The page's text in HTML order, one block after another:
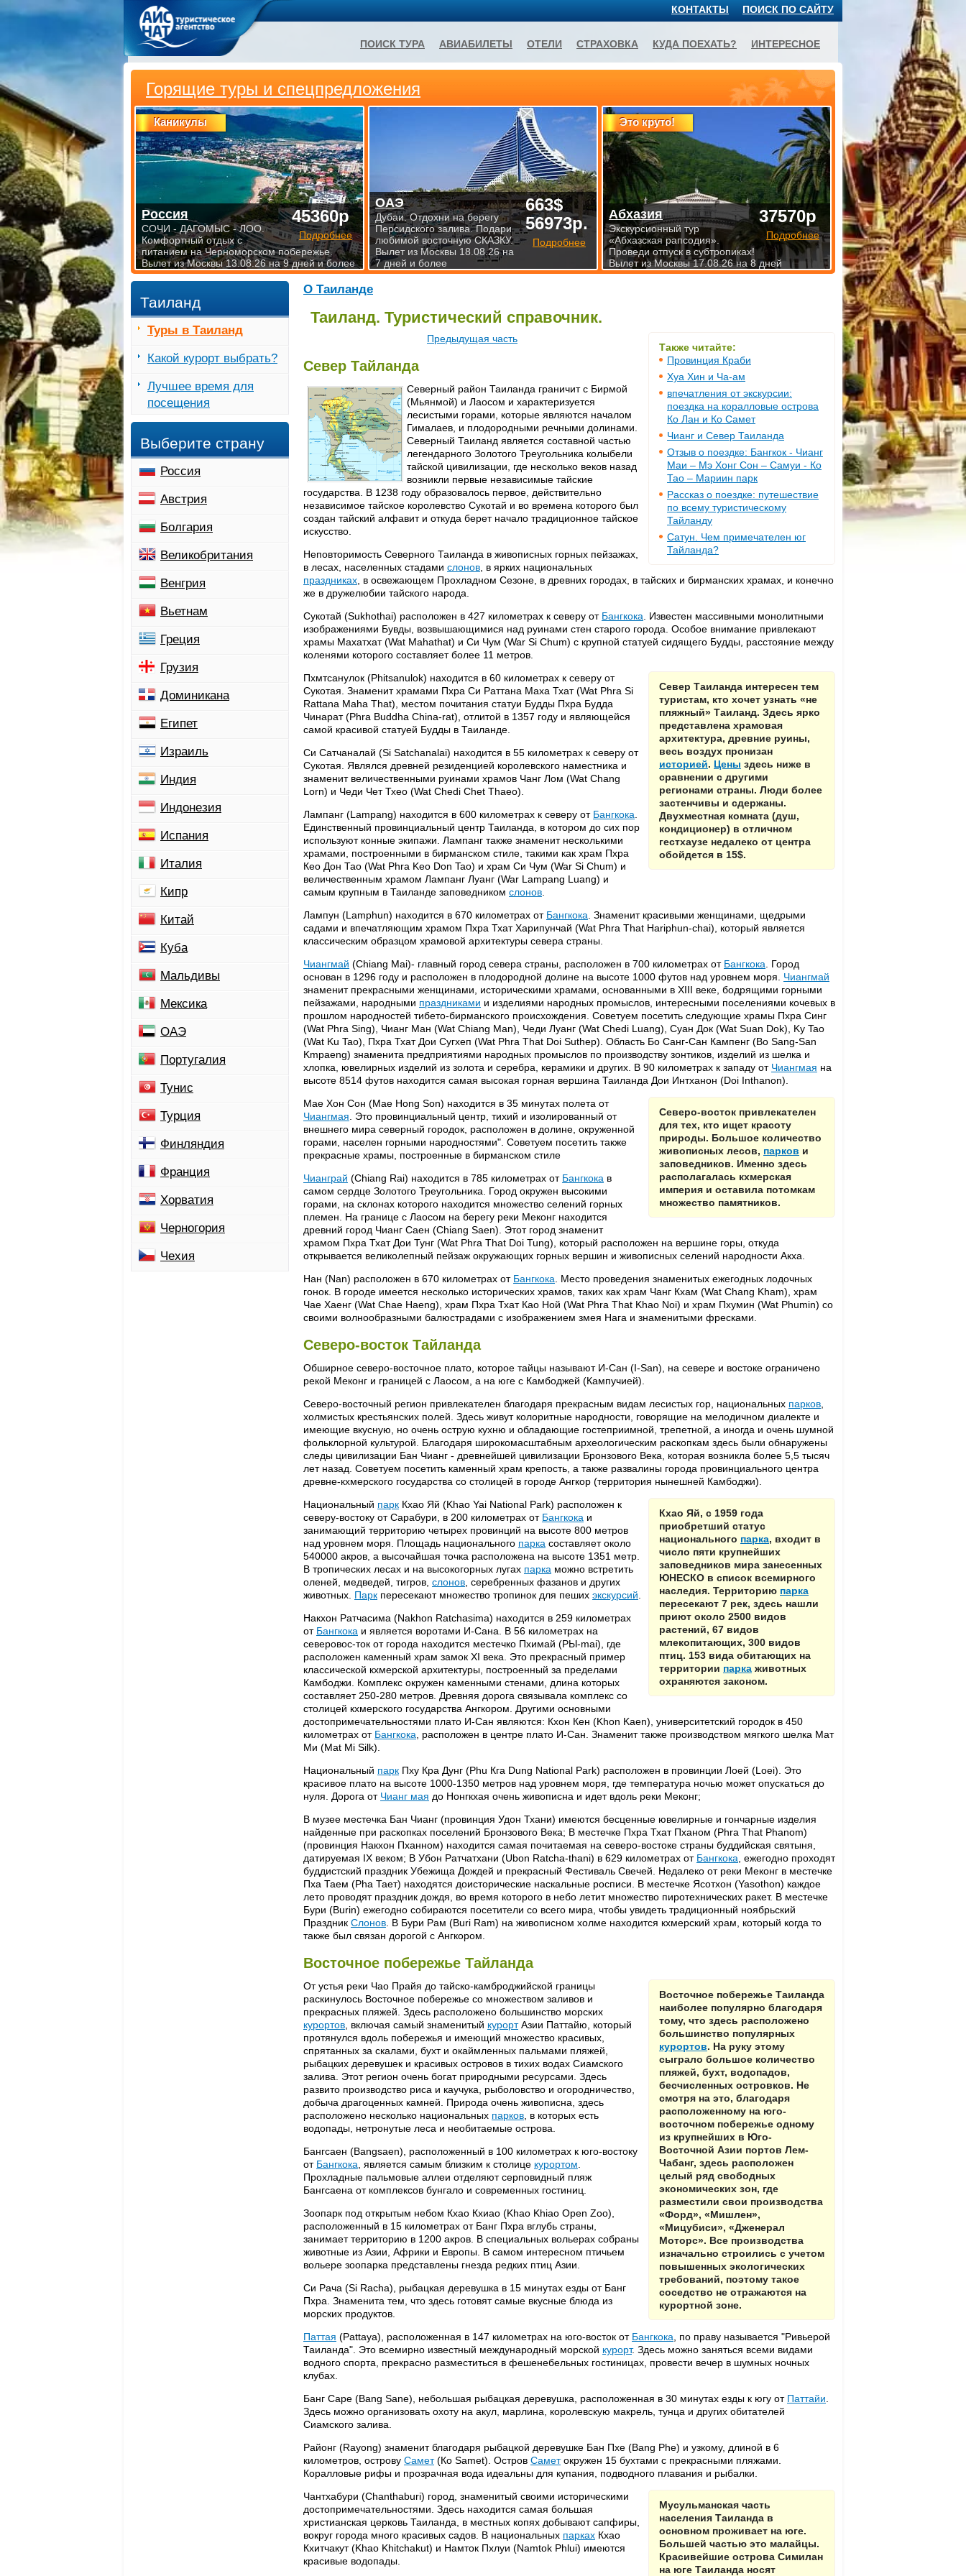
О Таиланде
Таиланд. Туристический справочник.
Также читайте:
Провинция Краби
Хуа Хин и Ча-ам
впечатления от экскурсии:
поездка на коралловые острова
Ко Лан и Ко Самет
Чианг и Север Таиланда
Отзыв о поездке: Бангкок - Чианг
Маи – Мэ Хонг Сон – Самуи - Ко
Тао – Мариин парк
Рассказ о поездке: путешествие
по всему туристическому
Тайланду
Сатун. Чем примечателен юг
Тайланда?
Предыдущая часть
Север Тайланда
Северный район Таиланда граничит с Бирмой
(Мьянмой) и Лаосом и характеризуется
лесистыми горами, которые являются началом
Гималаев, и плодородными речными долинами.
Северный Таиланд является составной частью
легендарного Золотого Треугольника колыбели
тайской цивилизации, где несколько веков назад
возникли первые независимые тайские
государства. В 1238 году образовалось первое, действительно
независимое тайское королевство Сукотай и во времена которого был
создан тайский алфавит и откуда берет начало традиционное тайское
искусство.
Неповторимость Северного Таиланда в живописных горных пейзажах,
в лесах, населенных стадами слонов , в ярких национальных
праздниках , в освежающем Прохладном Сезоне, в древних городах, в тайских и бирманских храмах, и конечно
же в дружелюбии тайского народа.
Сукотай (Sukhothai) расположен в 427 километрах к северу от Бангкока . Известен массивными монолитными
изображениями Бувды, возвышающимися над руинами стен старого города. Особое внимание привлекают
храмы Махатхат (Wat Mahathat) и Си Чум (War Si Chum) с крупной статуей сидящего Будды, расстояние между
коленями которого составляет более 11 метров.
Север Таиланда интересен тем
туристам, кто хочет узнать «не
пляжный» Таиланд. Здесь ярко
представлена храмовая
архитектура, древние руины,
весь воздух пронизан
историей. Цены здесь ниже в
сравнении с другими
регионами страны. Люди более
застенчивы и сдержаны.
Двухместная комната (душ,
кондиционер) в отличном
гестхаузе недалеко от центра
обойдется в 15$.
Пхмтсанулок (Phitsanulok) находится в 60 километрах к северу от
Сукотая. Знаменит храмами Пхра Си Раттана Маха Тхат (Wat Phra Si
Rattana Maha That), местом почитания статуи Будды Пхра Будда
Чинарат (Phra Buddha China-rat), отлитой в 1357 году и являющейся
самой красивой статуей Будды в Таиланде.
Си Сатчаналай (Si Satchanalai) находится в 55 километрах к северу от
Сукотая. Являлся древней резиденцией королевского наместника и
знаменит величественными руинами храмов Чанг Лом (Wat Chang
Lorn) и Чеди Чет Тхео (Wat Chedi Chet Thaeo).
Лампанг (Lampang) находится в 600 километрах к северу от Бангкока
Единственный провинциальный центр Таиланда, в котором до сих пор
используют конные экипажи. Лампанг также знаменит несколькими
храмами, построенными в бирманском стиле, такими как храм Пхра
Кео Дон Тао (Wat Phra Keo Don Tao) и храм Си Чум (War Si Chum) и
величественным храмом Лампанг Луанг (War Lampang Luang) и
самым крупным в Таиланде заповедником слонов
Лампун (Lamphun) находится в 670 километрах от Бангкока . Знаменит красивыми женщинами, щедрыми
садами и впечатляющим храмом Пхра Тхат Харипунчай (Wat Phra That Hariphun-chai), который является
классическим образцом храмовой архитектуры севера страны.
Чиангмай (Chiang Маi)- главный город севера страны, расположен в 700 километрах от Бангкока . Город
основан в 1296 году и расположен в плодородной долине на высоте 1000 футов над уровнем моря. Чиангмай
знаменит прекрасными женщинами, историческими храмами, основанными в XIII веке, бодрящими горными
пейзажами, народными праздниками и изделиями народных промыслов, интересными поселениями кочевых в
прошлом народностей тибето-бирманского происхождения. Советуем посетить следующие храмы Пхра Синг
(Wat Phra Sing), Чианг Ман (Wat Chiang Man), Чеди Луанг (Wat Chedi Luang), Суан Док (Wat Suan Dok), Ky Tao
(Wat Ku Tao), Пхра Тхат Дои Сугхеп (Wat Phra That Doi Suthep). Область Бо Санг-Сан Кампенг (Во Sang-San
Kmpaeng) знаменита предприятиями народных промыслов по производству зонтиков, изделий из шелка и
хлопка, ювелирных изделий из золота и серебра, керамики и других. В 90 километрах к западу от Чиангмая на
высоте 8514 футов находится самая высокая горная вершина Таиланда Дои Интханон (Doi Inthanon).
Северо-восток привлекателен
для тех, кто ищет красоту
природы. Большое количество
живописных лесов, парков и
заповедников. Именно здесь
располагалась кхмерская
империя и оставила потомкам
множество памятников.
Мае Хон Сон (Мае Hong Son) находится в 35 минутах полета от
Чиангмая . Это провинциальный центр, тихий и изолированный от
внешнего мира северный городок, расположен в долине, окруженной
горами, населен горными народностями". Советуем посетить также
прекрасные храмы, построенные в бирманском стиле
Чианграй (Chiang Rai) находится в 785 километрах от Бангкока в
самом сердце Золотого Треугольника. Город окружен высокими
горами, на склонах которого находится множество селений горных
племен. На границе с Лаосом на берегу реки Меконг находится
древний город Чианг Саен (Chiang Saen). Этот город знаменит
храмом Пхра Тхат Дои Тунг (Wat Phra That Doi Tung), который расположен на вершине горы, откуда
открывается великолепный пейзаж окружающих горных вершин и живописных селений народности Акха.
Нан (Nan) расположен в 670 километрах от Бангкока . Место проведения знаменитых ежегодных лодочных
гонок. В городе имеется несколько исторических храмов, таких как храм Чанг Кхам (Wat Chang Kham), храм
Чае Хаенг (Wat Chae Haeng), храм Пхра Тхат Као Ной (Wat Phra That Khao Noi) и храм Пхумин (Wat Phumin) со
своими волнообразными балюстрадами с изображением змея Нага и знаменитыми фресками.
Северо-восток Тайланда
Обширное северо-восточное плато, которое тайцы называют И-Сан (I-San), на севере и востоке ограничено
рекой Меконг и границей с Лаосом, а на юге с Камбоджей (Кампучией).
Северо-восточный регион привлекателен благодаря прекрасным видам лесистых гор, национальных парков
холмистых крестьянских полей. Здесь живут колоритные народности, говорящие на мелодичном диалекте и
имеющие вкусную, но очень острую кухню и обладающие гостеприимной, трепетной, а иногда и очень шумной
фольклорной культурой. Благодаря широкомасштабным археологическим раскопкам здесь были обнаружены
следы цивилизации Бан Чианг - древнейшей цивилизации Бронзового Века, которая возникла более 5,5 тысяч
лет назад. Советуем посетить каменный храм крепость, а также развалины города провинциального центра
древне-кхмерского государства со столицей в городе Ангкор (территория нынешней Камбоджи).
Кхао Яй, с 1959 года
приобретший статус
национального парка, входит в
число пяти крупнейших
заповедников мира занесенных
ЮНЕСКО в список всемирного
наследия. Территорию парка
пересекают 7 рек, здесь нашли
приют около 2500 видов
растений, 67 видов
млекопитающих, 300 видов
птиц. 153 вида обитающих на
территории парка животных
охраняются законом.
Национальный парк Кхао Яй (Khao Yai National Park) расположен к
северу-востоку от Сарабури, в 200 километрах от Бангкока и
занимающий территорию четырех провинций на высоте 800 метров
над уровнем моря. Площадь национального парка составляет около
540000 акров, а высочайшая точка расположена на высоте 1351 метр.
В тропических лесах и на высокогорных лугах парка можно встретить
оленей, медведей, тигров, слонов , серебренных фазанов и других
животных. Парк пересекают множество тропинок для пеших экскурсий
Накхон Ратчасима (Nakhon Ratchasima) находится в 259 километрах
от Бангкока и является воротами И-Сана. В 56 километрах на
северовос-ток от города находится местечко Пхимай (РЫ-mai), где
расположен каменный храм замок XI века. Это прекрасный пример
классической кхмерской архитектуры, построенный за пределами
Камбоджи. Комплекс окружен каменными стенами, длина которых
составляет 250-280 метров. Древняя дорога связывала комплекс со
столицей кхмерского государства Ангкором. Другими основными
достопримечательностями плато И-Сан являются: Кхон Кен (Khon Kaen), университетский городок в 450
километрах от Бангкока , расположен в центре плато И-Сан. Знаменит также производством мягкого шелка Мат
Ми (Mat Mi Silk).
Национальный парк Пху Кра Дунг (Phu Кга Dung National Park) расположен в провинции Лоей (Loei). Это
красивое плато на высоте 1000-1350 метров над уровнем моря, где температура ночью может опускаться до
нуля. Дорога от Чианг мая до Нонгкхая очень живописна и идет вдоль реки Меконг;
В музее местечка Бан Чианг (провинция Удон Тхани) имеются бесценные ювелирные и гончарные изделия
найденные при раскопках поселений Бронзового Века; В местечке Пхра Тхат Пханом (Phra That Phanom)
(провинция Накхон Пханном) находится самая почитаемая на северо-востоке страны буддийская святыня,
датируемая IX веком; В Убон Ратчатхани (Ubon Ratcha-thani) в 629 километрах от Бангкока , ежегодно проходят
буддистский праздник Убежища Дождей и прекрасный Фестиваль Свечей. Недалеко от реки Меконг в местечке
Пха Таем (Pha Тает) находятся доисторические наскальные росписи. В местечке Ясотхон (Yasothon) каждое
лето проводят праздник дождя, во время которого в небо летит множество пиротехнических ракет. В местечке
Бури (Burin) ежегодно собираются посетители со всего мира, чтобы увидеть традиционный ноябрьский
Праздник Слонов . В Бури Рам (Buri Ram) на живописном холме находится кхмерский храм, который когда то
также был связан дорогой с Ангкором.
Восточное побережье Тайланда
Восточное побережье Таиланда
наиболее популярно благодаря
тому, что здесь расположено
большинство популярных
курортов. На руку этому
сыграло большое количество
пляжей, бухт, водопадов,
бесчисленных островков. Не
смотря на это, благодаря
расположенному на юго-
восточном побережье одному
из крупнейших в Юго-
Восточной Азии портов Лем-
Чабанг, здесь расположен
целый ряд свободных
экономических зон, где
разместили свои производства
«Форд», «Мишлен»,
«Мицубиси», «Дженерал
Моторс». Все производства
изначально строились с учетом
повышенных экологических
требований, поэтому такое
соседство не отражаются на
курортной зоне.
От устья реки Чао Прайя до тайско-камброджийской границы
раскинулось Восточное побережье со множеством заливов и
прекрасных пляжей. Здесь расположено большинство морских
курортов , включая самый знаменитый курортАзии Паттайю, который
протянулся вдоль побережья и имеющий множество красивых,
спрятанных за скалами, бухт и окаймленных пальмами пляжей,
рыбацких деревушек и красивых островов в тихих водах Сиамского
залива. Этот регион очень богат природными ресурсами. Здесь
развито производство риса и каучука, рыболовство и огородничество,
добыча драгоценных камней. Природа очень живописна, здесь
расположено несколько национальных парков , в которых есть
водопады, нетронутые леса и необитаемые острова.
Бангсаен (Bangsaen), расположенный в 100 километрах к юго-востоку
от Бангкока , является самым близким к столице курортом
Прохладные пальмовые аллеи отделяют серповидный пляж
Бангсаена от комплексов бунгало и современных гостиниц.
Зоопарк под открытым небом Кхао Кхиао (Khao Khiao Open Zoo),
расположенный в 15 километрах от Банг Пхра вглубь страны,
занимает территорию в 1200 акров. В специальных вольерах собраны
животные из Азии, Африки и Европы. В самом интересном птичьем
вольере зоопарка представлены гнезда редких птиц Азии.
Си Рача (Si Racha), рыбацкая деревушка в 15 минутах езды от Банг
Пхра. Знаменита тем, что здесь готовят самые вкусные блюда из
морских продуктов.
Паттая (Pattaya), расположенная в 147 километрах на юго-восток от Бангкока , по праву называется "Ривьерой
Таиланда". Это всемирно известный международный морской курорт. Здесь можно заняться всеми видами
водного спорта, прекрасно разместиться в фешенебельных гостиницах, провести вечер в шумных ночных
клубах.
Банг Cape (Bang Sane), небольшая рыбацкая деревушка, расположенная в 30 минутах езды к югу от Паттайи
Здесь можно организовать охоту на акул, марлина, королевскую макрель, тунца и других обитателей
Сиамского залива.
Районг (Rayong) знаменит благодаря рыбацкой деревушке Бан Пхе (Bang Phe) и узкому, длиной в 6
километров, острову Самет(Ко Samet). Остров Саметокружен 15 бухтами с прекрасными пляжами.
Коралловые рифы и прозрачная вода идеальны для купания, подводного плавания и рыбалки.
Мусульманская часть
населения Таиланда в
основном проживает на юге.
Большей частью это малайцы.
Красивейшие острова Симилан
на юге Таиланда носят
Чантхабури (Chanthaburi) город, знаменитый своими историческими
достопримечательностями. Здесь находится самая большая
христианская церковь Таиланда, в местных копях добывают сапфиры,
вокруг города много красивых садов. В национальных парках Кхао
Кхитчакут (Khao Khitchakut) и Намток Пхлуи (Namtok Phlui) имеются
красивые водопады.
Таиланд
Туры в Таиланд
Какой курорт выбрать?
Лучшее время для
посещения
Выберите страну
Россия
Австрия
Болгария
Великобритания
Венгрия
Вьетнам
Греция
Грузия
Доминикана
Египет
Израиль
Индия
Индонезия
Испания
Италия
Кипр
Китай
Куба
Мальдивы
Мексика
ОАЭ
Португалия
Тунис
Турция
Финляндия
Франция
Хорватия
Черногория
Чехия
Горящие туры и спецпредложения
Каникулы
45360р
Подробнее
Россия
СОЧИ - ДАГОМЫС - ЛОО.
Комфортный отдых с
питанием на Черноморском побережье.
Вылет из Москвы 13.08.26 на 9 дней и более
663$
56973р.
Подробнее
ОАЭ
Дубаи. Отдохни на берегу
Персидского залива. Подари
любимой восточную СКАЗКУ.
Вылет из Москвы 18.08.26 на
7 дней и более
Это круто!
37570р
Подробнее
Абхазия
Экскурсионный тур
«Абхазская рапсодия».
Проведи отпуск в субтропиках!
Вылет из Москвы 17.08.26 на 8 дней
ПОИСК ПО САЙТУ
КОНТАКТЫ
ПОИСК ТУРА АВИАБИЛЕТЫ ОТЕЛИ СТРАХОВКА КУДА ПОЕХАТЬ? ИНТЕРЕСНОЕ